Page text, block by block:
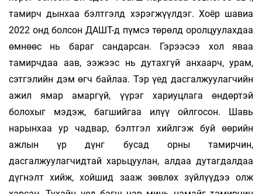
тамирч­ дынхаа бэлтгэлд хэрэгжүүлдэг. Хоёр шавиа
2022 онд болсон ДАШТ-д пүмсэ төрөлд оролцуулахдаа
өмнөөс нь бараг сандарсан. Гэрээсээ хол яваа
тамирчдаа аав, ээжээс нь дутахгүй анхаарч, урам,
сэтгэлийн дэм өгч байлаа. Тэр үед дасгалжуулагчийн
ажил ямар амаргүй, үүрэг хариуцлага өндөртэй
болохыг мэдэж, багшийгаа илүү ойлгосон. Шавь
нарынхаа ур чадвар, бэлтгэл хийлгэж буй өөрийн
ажлын үр дүнг бусад орны тамирчин,
дасгалжуулагчидтай харьцуулан, алдаа дутагдалдаа
дүгнэлт хийж, хойшид зааж зөвлөх зүйлүүдээ олж